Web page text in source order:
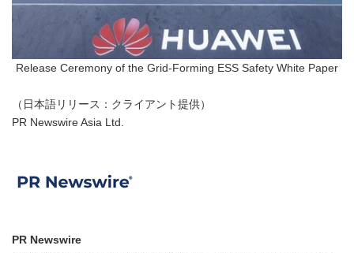
Release Ceremony of the Grid-Forming ESS Safety White Paper
（日本語リリース：クライアント提供）
PR Newswire Asia Ltd.
PR Newswire